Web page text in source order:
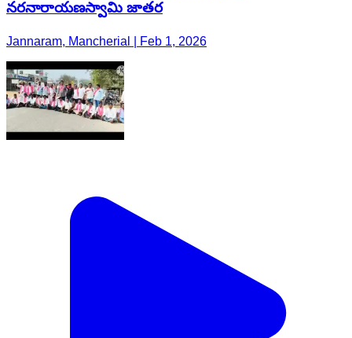
నరనారాయణస్వామి జాతర
Jannaram, Mancherial | Feb 1, 2026